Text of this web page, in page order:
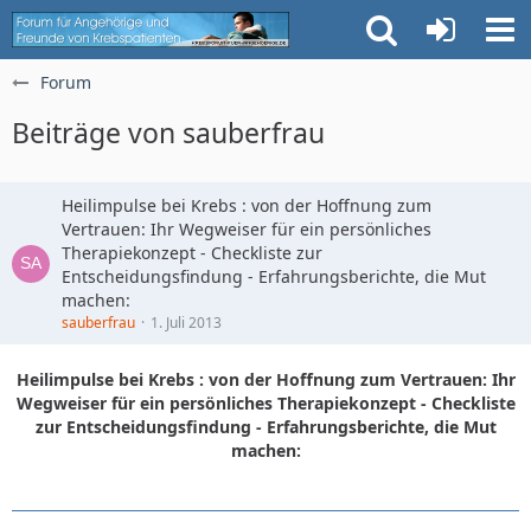
Forum
Beiträge von sauberfrau
Heilimpulse bei Krebs : von der Hoffnung zum
Vertrauen: Ihr Wegweiser für ein persönliches
Therapiekonzept - Checkliste zur
Entscheidungsfindung - Erfahrungsberichte, die Mut
machen:
sauberfrau 1. Juli 2013
Heilimpulse bei Krebs : von der Hoffnung zum Vertrauen: Ihr
Wegweiser für ein persönliches Therapiekonzept - Checkliste
zur Entscheidungsfindung - Erfahrungsberichte, die Mut
machen: